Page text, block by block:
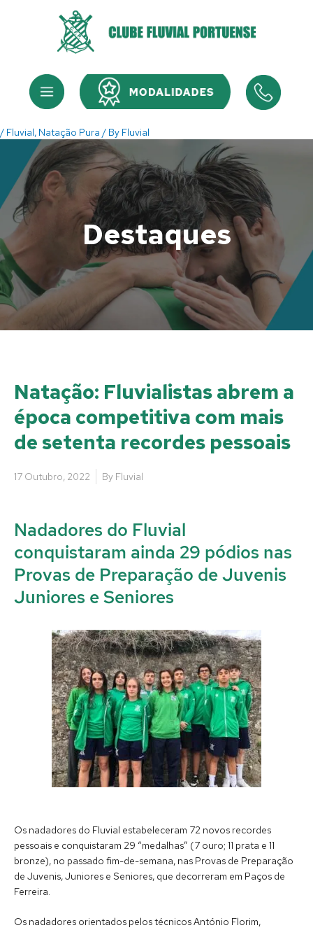
Menu Menu
/ Fluvial, Natação Pura / By Fluvial
Destaques
Natação: Fluvialistas abrem a
época competitiva com mais
de setenta recordes pessoais
17 Outubro, 2022 By Fluvial
Nadadores do Fluvial
conquistaram ainda 29 pódios nas
Provas de Preparação de Juvenis
Juniores e Seniores
Os nadadores do Fluvial estabeleceram 72 novos recordes
pessoais e conquistaram 29 “medalhas” (7 ouro; 11 prata e 11
bronze), no passado fim-de-semana, nas Provas de Preparação
de Juvenis, Juniores e Seniores, que decorreram em Paços de
Ferreira.
Os nadadores orientados pelos técnicos António Florim,